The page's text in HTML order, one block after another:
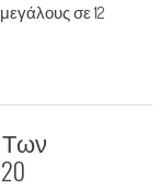
σε 12
Των